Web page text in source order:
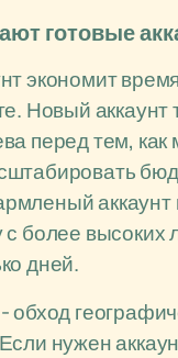
готовые
экономит
Новый аккаунт
перед тем,
аккаунт
с более высоких
дней.
обход
нужен